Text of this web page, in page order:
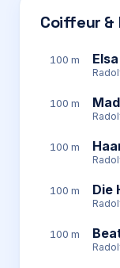
Coiffeur &
100 m
100 m
100 m
100 m Die
100 m